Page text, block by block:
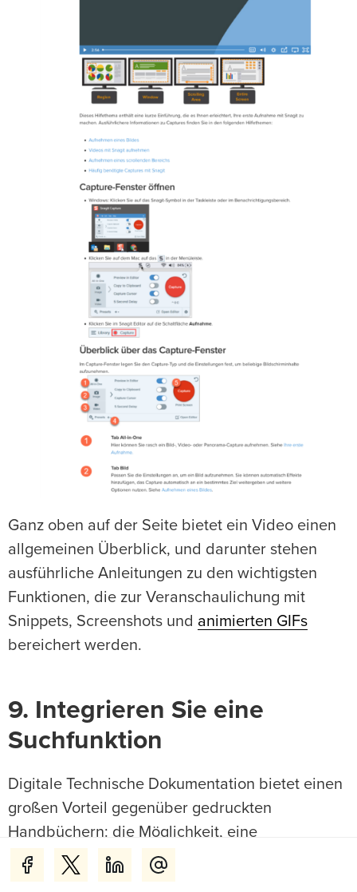
Ganz oben auf der Seite bietet ein Video einen
allgemeinen Überblick, und darunter stehen
ausführliche Anleitungen zu den wichtigsten
Funktionen, die zur Veranschaulichung mit
Snippets, Screenshots und animierten GIFs
bereichert werden.
9. Integrieren Sie eine
Suchfunktion
Digitale Technische Dokumentation bietet einen
großen Vorteil gegenüber gedruckten
Handbüchern: die Möglichkeit, eine
Suchfunktion einzubauen. Wir sind es gewohnt,